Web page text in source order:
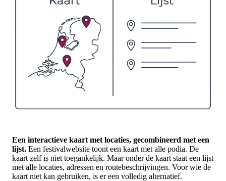
Een interactieve kaart met locaties, gecombineerd met een
lijst. Een festivalwebsite toont een kaart met alle podia. De
kaart zelf is niet toegankelijk. Maar onder de kaart staat een lijst
met alle locaties, adressen en routebeschrijvingen. Voor wie de
kaart niet kan gebruiken, is er een volledig alternatief.